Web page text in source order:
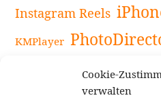
Cookie-
verwalten
Instagram Reels
KMPlayer
Snapseed